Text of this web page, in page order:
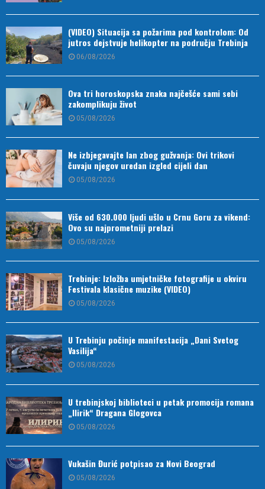
(VIDEO) Situacija sa požarima pod kontrolom: Od
jutros dejstvuje helikopter na području Trebinja
06/08/2026
Ova tri horoskopska znaka najčešće sami sebi
zakomplikuju život
05/08/2026
Ne izbjegavajte lan zbog gužvanja: Ovi trikovi
čuvaju njegov uredan izgled cijeli dan
05/08/2026
Više od 630.000 ljudi ušlo u Crnu Goru za vikend:
Ovo su najprometniji prelazi
05/08/2026
Trebinje: Izložba umjetničke fotografije u okviru
Festivala klasične muzike (VIDEO)
05/08/2026
U Trebinju počinje manifestacija „Dani Svetog
Vasilija“
05/08/2026
U trebinjskoj biblioteci u petak promocija romana
„Ilirik“ Dragana Glogovca
05/08/2026
Vukašin Đurić potpisao za Novi Beograd
05/08/2026